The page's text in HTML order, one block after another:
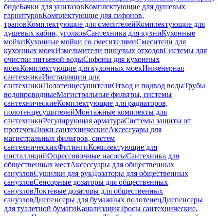
бидеБачки для унитазовКомплектующие для душевых
гарнитуровКомплектующие для сифонов,
траповКомплектующие для смесителейКомплектующие для
душевых кабин, уголковСантехника для кухниКухонные
мойкиКухонные мойки со смесителямиСмесители для
кухонных моекИзмельчители пищевых отходовСистемы для
очистки питьевой водыСифоны для кухонных
моекКомплектующие для кухонных моекИнженерная
сантехникаИнсталляции для
сантехникиПолотенцесушителиОтвод и подвод водыТрубы
водопроводныеМагистральные фильтры, системы
сантехническиеКомплектующие для радиаторов,
полотенцесушителейМонтажные комплекты для
сантехникиРегулирующая арматураСистемы защиты от
протечекЛюки сантехническиеАксессуары для
магистральных фильтров, систем
сантехническихФитингиКомплектующие для
инсталляцийОпрессовочные насосыСантехника для
общественных местАксессуары для общественных
санузловСушилки для рукДозаторы для общественных
санузловСенсорные дозаторы для общественных
санузловЛоктевые дозаторы для общественных
санузловДиспенсеры для бумажных полотенецДиспенсеры
для туалетной бумагиКанализацияТросы сантехнические,